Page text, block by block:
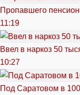
Пропавшего
11:19
Ввел в наркоз 50
10:27
Под Саратовом в